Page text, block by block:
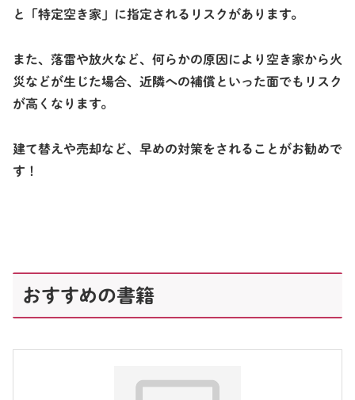
と「特定空き家」に指定されるリスクがあります。
また、落雷や放火など、何らかの原因により空き家から火
災などが生じた場合、近隣への補償といった面でもリスク
が高くなります。
建て替えや売却など、早めの対策をされることがお勧めで
す！
おすすめの書籍